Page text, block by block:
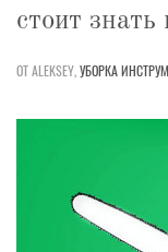
стоит
ОТ ALEKSEY,УБОРКА